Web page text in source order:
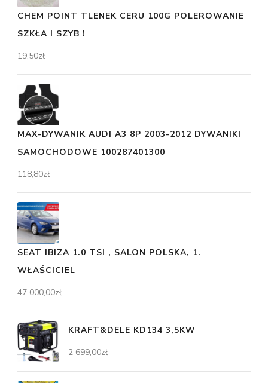
CHEM POINT TLENEK CERU 100G POLEROWANIE
SZKŁA I SZYB !
19,50zł
MAX-DYWANIK AUDI A3 8P 2003-2012 DYWANIKI
SAMOCHODOWE 100287401300
118,80zł
SEAT IBIZA 1.0 TSI , SALON POLSKA, 1.
WŁAŚCICIEL
47 000,00zł
KRAFT&DELE KD134 3,5KW
2 699,00zł